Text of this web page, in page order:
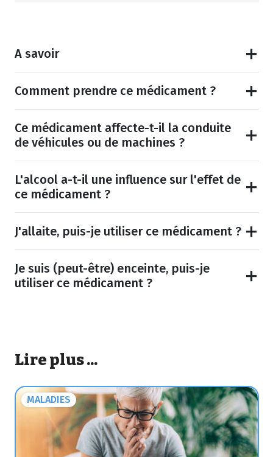
A savoir
Comment prendre ce médicament ?
Ce médicament affecte-t-il la conduite
de véhicules ou de machines ?
L'alcool a-t-il une influence sur l'effet de
ce médicament ?
J'allaite, puis-je utiliser ce médicament ?
Je suis (peut-être) enceinte, puis-je
utiliser ce médicament ?
Lire plus ...
MALADIES